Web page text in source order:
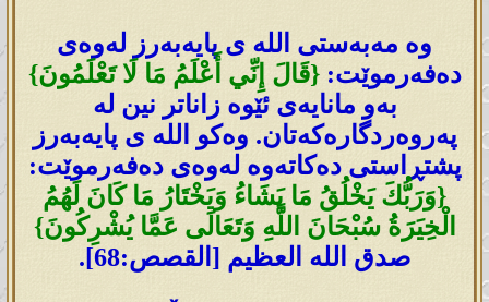
وە مەبەستی اللە ی پایەبەرز لەوەی
دەفەرموێت:{قَالَ إِنِّي أَعْلَمُ مَا لَا تَعْلَمُونَ}
بەو مانایەی ئێوە زاناتر نین لە
پەروەردگارەکەتان. وەکو اللە ی پایەبەرز
پشتڕاستی دەکاتەوە لەوەی دەفەرموێت:
{وَرَبُّكَ يَخْلُقُ مَا يَشَاءُ وَيَخْتَارُ مَا كَانَ لَهُمُ
الْخِيَرَةُ سُبْحَانَ اللَّهِ وَتَعَالَى عَمَّا يُشْرِكُونَ}
صدق الله العظيم [القصص:68].